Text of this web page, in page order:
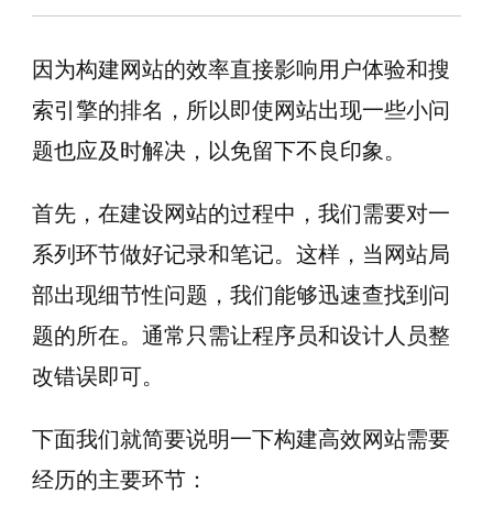
因为构建网站的效率直接影响用户体验和搜
索引擎的排名，所以即使网站出现一些小问
题也应及时解决，以免留下不良印象。
首先，在建设网站的过程中，我们需要对一
系列环节做好记录和笔记。这样，当网站局
部出现细节性问题，我们能够迅速查找到问
题的所在。通常只需让程序员和设计人员整
改错误即可。
下面我们就简要说明一下构建高效网站需要
经历的主要环节：